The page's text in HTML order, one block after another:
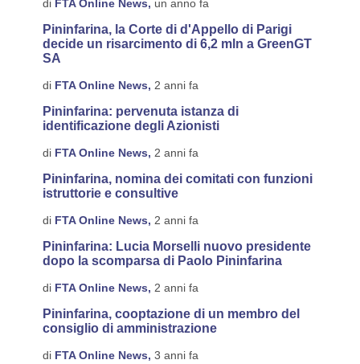
di FTA Online News, un anno fa
Pininfarina, la Corte di d'Appello di Parigi
decide un risarcimento di 6,2 mln a GreenGT
SA
di FTA Online News, 2 anni fa
Pininfarina: pervenuta istanza di
identificazione degli Azionisti
di FTA Online News, 2 anni fa
Pininfarina, nomina dei comitati con funzioni
istruttorie e consultive
di FTA Online News, 2 anni fa
Pininfarina: Lucia Morselli nuovo presidente
dopo la scomparsa di Paolo Pininfarina
di FTA Online News, 2 anni fa
Pininfarina, cooptazione di un membro del
consiglio di amministrazione
di FTA Online News, 3 anni fa